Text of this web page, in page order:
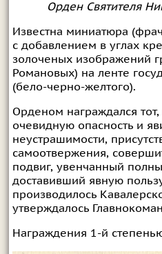
Орден Святителя
Известна миниатюра
с добавлением в углах
золоченых изображений
Романовых) на ленте
(бело-черно-желтого).
Орденом награждался тот,
очевидную опасность и
неустрашимости,
самоотвержения,
подвиг, увенчанный
доставивший явную
производилось
утверждалось
Награждения 1-й